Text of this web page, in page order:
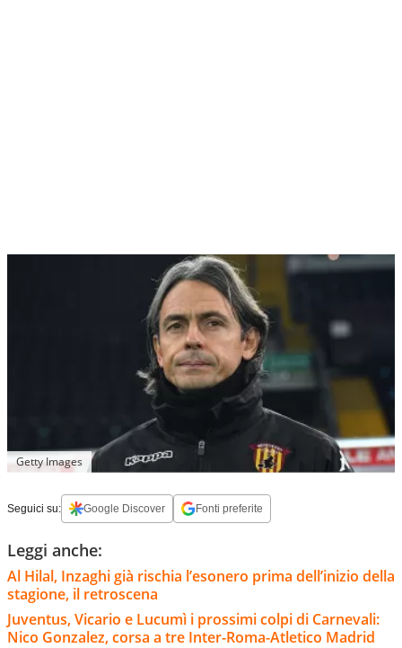
Getty Images
Seguici su: Google Discover Fonti preferite
Leggi anche:
Al Hilal, Inzaghi già rischia l’esonero prima dell’inizio della
stagione, il retroscena
Juventus, Vicario e Lucumì i prossimi colpi di Carnevali:
Nico Gonzalez, corsa a tre Inter-Roma-Atletico Madrid